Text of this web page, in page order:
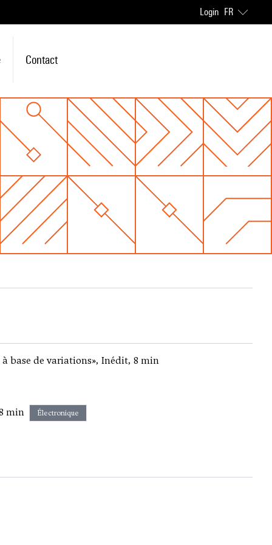
Login FR
Contact
base de variations», Inédit, 8 min
min Électronique